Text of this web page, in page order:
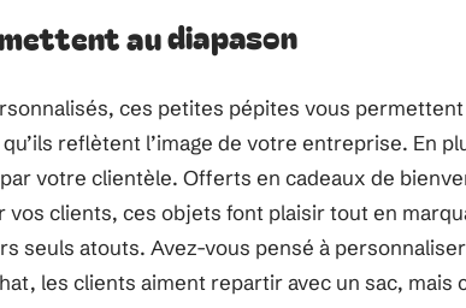
au diapason
ces petites pépites vous permettent
reflètent l’image de votre entreprise. En
votre clientèle. Offerts en cadeaux de
clients, ces objets font plaisir tout en
seuls atouts. Avez-vous pensé à personnaliser
les clients aiment repartir avec un sac, mais